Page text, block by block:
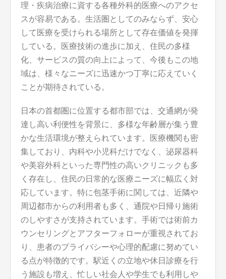
理・疾病治療に資する各種外科的医療へのアクセ
スが容易である。生活圏としてのみならず、安心
して医療を受けられる場所として存在価値を発揮
している。医療技術の進歩に加え、住民の多様
化、サービスの質の向上によって、今後もこの地
域は、様々なニーズに迅速かつ丁寧に応えていく
ことが期待されている。
日本の首都圏に位置する都市部では、交通網が発
達し高い利便性を背景に、多様な年齢層が集う豊
かな生活環境が整えられています。医療機関も密
集しており、内科や小児科だけでなく、泌尿器科
や美容外科といった専門性の高いクリニックも多
く存在し、住民の日常的な医療ニーズに幅広く対
応しています。特に包茎手術に関しては、近隣や
周辺都市からの利用者も多く、通院や日帰り施術
のしやすさが支持されています。手術では術前カ
ウンセリングとアフターフォローが重視されてお
り、患者のプライバシーや心理的配慮に努めてい
る点が特徴的です。駅近くの立地や休日診療を行
う施設も増え、忙しい社会人や学生でも利用しや